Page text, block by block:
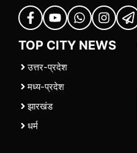
TOP CITY NEWS
उत्तर-प्रदेश
मध्य-प्रदेश
झारखंड
धर्म